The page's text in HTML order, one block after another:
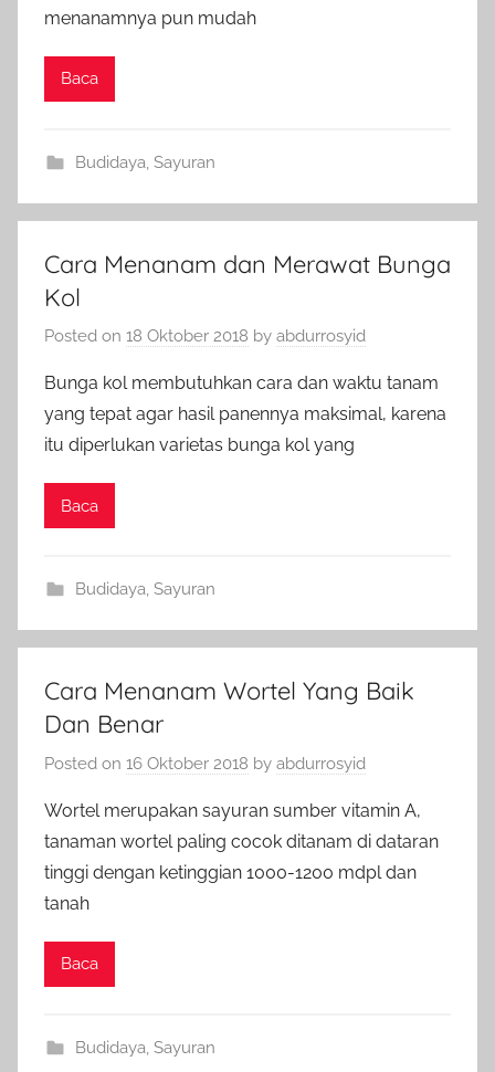
menanamnya pun mudah
Baca
Budidaya Sayuran
Cara Menanam dan Merawat Bunga
Kol
Posted on 18 Oktober 2018 by abdurrosyid
Bunga kol membutuhkan cara dan waktu tanam
yang tepat agar hasil panennya maksimal, karena
itu diperlukan varietas bunga kol yang
Baca
Budidaya, Sayuran
Cara Menanam Wortel Yang Baik
Dan Benar
Posted on 16 Oktober 2018 by abdurrosyid
Wortel merupakan sayuran sumber vitamin A,
tanaman wortel paling cocok ditanam di dataran
tinggi dengan ketinggian 1000-1200 mdpl dan
tanah
Baca
Budidaya Sayuran